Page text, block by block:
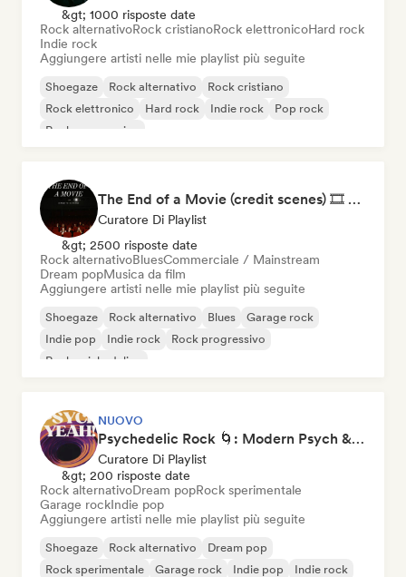
&gt; 1000 risposte date
Rock alternativoRock cristianoRock elettronicoHard rock
Indie rock
Aggiungere artisti nelle mie playlist più seguite
Shoegaze Rock alternativo
Rock cristiano
Rock elettronico
Hard rock Indie rock
Pop rock
Rock progressivo
The End of a Movie (credit scenes) 🎞️ Cinematic Dream Pop & Bedroom Indie
Curatore Di Playlist
&gt; 2500 risposte date
Rock alternativoBluesCommerciale / Mainstream
Dream popMusica da film
Aggiungere artisti nelle mie playlist più seguite
Shoegaze Rock alternativo Blues
Garage rock
Indie pop
Indie rock
Rock progressivo
Rock psichedelico
NUOVO
Psychedelic Rock 🌀: Modern Psych & Turkish Vibes
Curatore Di Playlist
&gt; 200 risposte date
Rock alternativoDream popRock sperimentale
Garage rockIndie pop
Aggiungere artisti nelle mie playlist più seguite
Shoegaze Rock alternativo
Dream pop
Rock sperimentale
Garage rock Indie pop
Indie rock